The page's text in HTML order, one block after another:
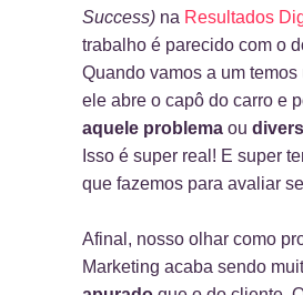
Success) na Resultados
trabalho é parecido com o
Quando vamos a um temos
ele abre o capô do carro e
aquele problema ou
Isso é super real! E super
que fazemos para avaliar
Afinal, nosso olhar como
Marketing acaba sendo